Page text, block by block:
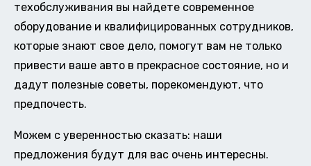
техобслуживания вы найдете современное
оборудование и квалифицированных сотрудников,
которые знают свое дело, помогут вам не только
привести ваше авто в прекрасное состояние, но и
дадут полезные советы, порекомендуют, что
предпочесть.
Можем с уверенностью сказать: наши
предложения будут для вас очень интересны.